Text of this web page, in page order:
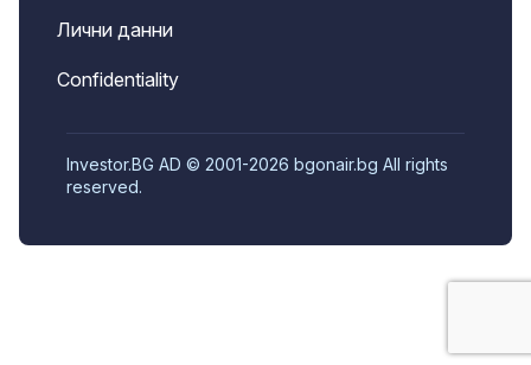
Лични данни
Confidentiality
Investor.BG AD © 2001-2026 bgonair.bg All rights
reserved.